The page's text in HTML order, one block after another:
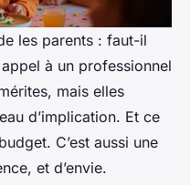
les parents : faut-il
à un professionnel
mais elles
d’implication. Et ce
C’est aussi une
et d’envie.